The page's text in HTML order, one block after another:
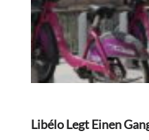
Libélo Legt Einen